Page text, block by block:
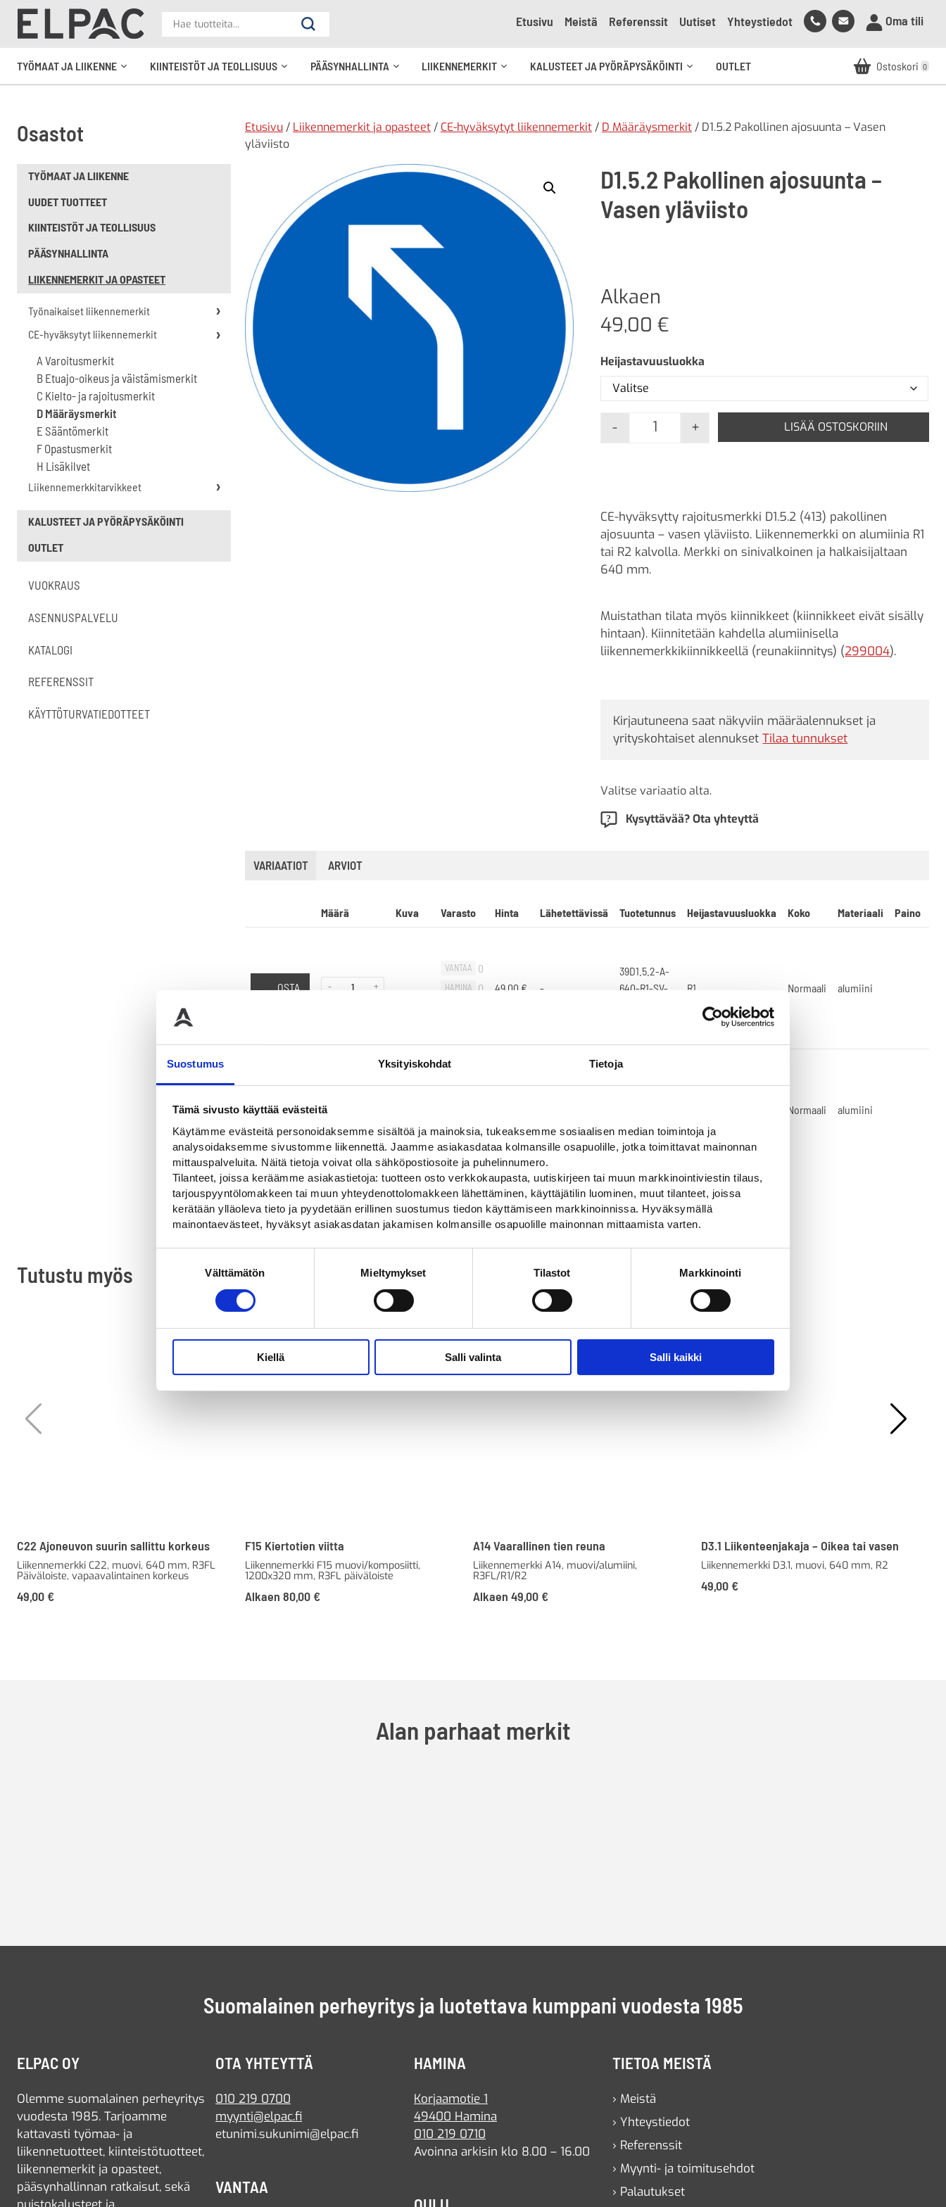
Suostumus Yksityiskohdat Tietoja
Tämä sivusto käyttää evästeitä
Käytämme evästeitä personoidaksemme sisältöä ja mainoksia, tukeaksemme sosiaalisen median toimintoja ja
analysoidaksemme sivustomme liikennettä. Jaamme asiakasdataa kolmansille osapuolille, jotka toimittavat mainonnan
mittauspalveluita. Näitä tietoja voivat olla sähköpostiosoite ja puhelinnumero.
Tilanteet, joissa keräämme asiakastietoja: tuotteen osto verkkokaupasta, uutiskirjeen tai muun markkinointiviestin tilaus,
tarjouspyyntölomakkeen tai muun yhteydenottolomakkeen lähettäminen, käyttäjätilin luominen, muut tilanteet, joissa
kerätään ylläoleva tieto ja pyydetään erillinen suostumus tiedon käyttämiseen markkinoinnissa. Hyväksymällä
mainontaevästeet, hyväksyt asiakasdatan jakamisen kolmansille osapuolille mainonnan mittaamista varten.
Välttämätön Mieltymykset Tilastot Markkinointi
Kiellä Salli valinta Salli kaikki
Hae
Hae
Etusivu Meistä Referenssit Uutiset Yhteystiedot
Soita
meille
Lähetä
meille
Oma tili
TYÖMAAT JA LIIKENNE
KIINTEISTÖT JA TEOLLISUUS
PÄÄSYNHALLINTA
LIIKENNEMERKIT
KALUSTEET JA PYÖRÄPYSÄKÖINTI
OUTLET Ostoskori 0
Osastot
TYÖMAAT JA LIIKENNE
UUDET TUOTTEET
KIINTEISTÖT JA TEOLLISUUS
PÄÄSYNHALLINTA
LIIKENNEMERKIT JA OPASTEET
Työnaikaiset liikennemerkit
CE-hyväksytyt liikennemerkit
A Varoitusmerkit
B Etuajo-oikeus ja väistämismerkit
C Kielto- ja rajoitusmerkit
D Määräysmerkit
E Sääntömerkit
F Opastusmerkit
H Lisäkilvet
Liikennemerkkitarvikkeet
KALUSTEET JA PYÖRÄPYSÄKÖINTI
OUTLET
VUOKRAUS
ASENNUSPALVELU
KATALOGI
REFERENSSIT
KÄYTTÖTURVATIEDOTTEET
Etusivu / Liikennemerkit ja opasteet / CE-hyväksytyt liikennemerkit / D Määräysmerkit / D1.5.2 Pakollinen ajosuunta – Vasen
yläviisto
D1.5.2 Pakollinen ajosuunta –
Vasen yläviisto
Alkaen
49,00€
Heijastavuusluokka
D1.5.2 Pakollinen ajosuunta - Vasen yläviisto määrä
- + LISÄÄ OSTOSKORIIN
CE-hyväksytty rajoitusmerkki D1.5.2 (413) pakollinen
ajosuunta – vasen yläviisto. Liikennemerkki on alumiinia R1
tai R2 kalvolla. Merkki on sinivalkoinen ja halkaisijaltaan
640 mm.
Muistathan tilata myös kiinnikkeet (kiinnikkeet eivät sisälly
hintaan). Kiinnitetään kahdella alumiinisella
liikennemerkkikiinnikkeellä (reunakiinnitys) (299004).
Kirjautuneena saat näkyviin määräalennukset ja
yrityskohtaiset alennuksetTilaa tunnukset
Valitse variaatio alta.
Kysyttävää? Ota yhteyttä
VARIAATIOT ARVIOT
Määrä Kuva Varasto Hinta Lähetettävissä Tuotetunnus Heijastavuusluokka Koko Materiaali Paino
OSTA - +
VANTAA 0
HAMINA 0 49,00 € -
39D1.5.2-A-
640-R1-SV-
R1 Normaali alumiini
OSTA
VANTAA 0
OULU 0
Normaali alumiini
Liikuta sivuttain
Tutustu myös
C22 Ajoneuvon suurin sallittu korkeus
Liikennemerkki C22, muovi, 640 mm, R3FL
Päiväloiste, vapaavalintainen korkeus
49,00 €
F15 Kiertotien viitta
Liikennemerkki F15 muovi/komposiitti,
1200x320 mm, R3FL päiväloiste
Alkaen 80,00 €
A14 Vaarallinen tien reuna
Liikennemerkki A14, muovi/alumiini,
R3FL/R1/R2
Alkaen 49,00 €
D3.1 Liikenteenjakaja – Oikea tai vasen
Liikennemerkki D3.1, muovi, 640 mm, R2
49,00 €
Alan parhaat merkit
Suomalainen perheyritys ja luotettava kumppani vuodesta 1985
ELPAC OY
Olemme suomalainen perheyritys
vuodesta 1985. Tarjoamme
kattavasti työmaa- ja
liikennetuotteet, kiinteistötuotteet,
liikennemerkit ja opasteet,
pääsynhallinnan ratkaisut, sekä
OTA YHTEYTTÄ
010 219 0700
myynti@elpac.fi
etunimi.sukunimi@elpac.fi
VANTAA
HAMINA
Korjaamotie 1
49400 Hamina
010 219 0710
Avoinna arkisin klo 8.00 – 16.00
TIETOA MEISTÄ
› Meistä
› Yhteystiedot
› Referenssit
› Myynti- ja toimitusehdot
› Palautukset